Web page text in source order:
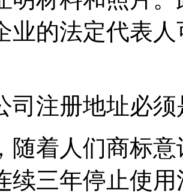
业的法定代表
司注册地址必
随着人们商标
续三年停止使